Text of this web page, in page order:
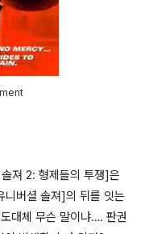
져 2: 형제들의 투쟁]은
니버셜 솔져]의 뒤를 잇는
대체 무슨 말이냐…. 판권